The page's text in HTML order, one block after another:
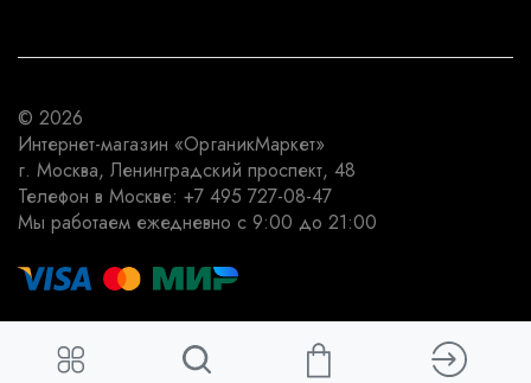
© 2026
Интернет-магазин «ОрганикМаркет»
г. Москва, Ленинградский проспект, 48
Телефон в Москве: +7 495 727-08-47
Мы работаем ежедневно с 9:00 до 21:00